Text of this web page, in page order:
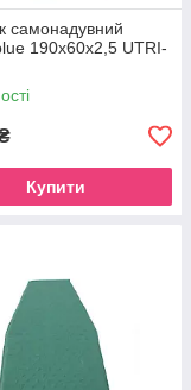
самонадувний
190x60x2,5 UTRI-
Купити